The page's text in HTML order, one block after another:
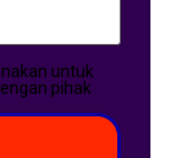
untuk
pihak